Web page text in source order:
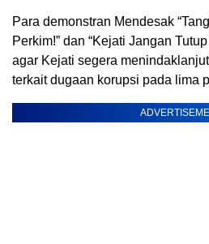
Para demonstran Mendesak
Perkim!” dan “Kejati Jangan
agar Kejati segera
terkait dugaan korupsi pada lima